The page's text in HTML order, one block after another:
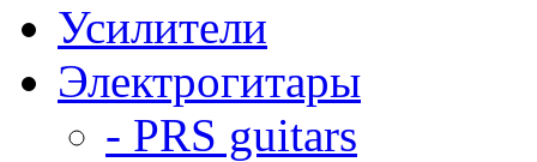
Усилители
Электрогитары
- PRS guitars